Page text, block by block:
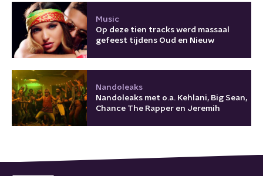
Music
Op deze tien tracks werd massaal
gefeest tijdens Oud en Nieuw
Nandoleaks
Nandoleaks met o.a. Kehlani, Big Sean,
Chance The Rapper en Jeremih